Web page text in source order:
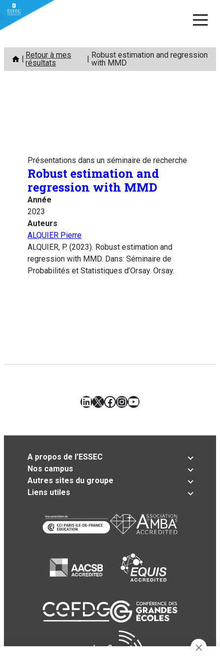
Aller
contenu
Retour à mes
résultats
Robust estimation and regression
with MMD
Présentations dans un séminaire de recherche
Robust estimation and
regression with MMD
Année
2023
Auteurs
ALQUIER Pierre
ALQUIER, P. (2023). Robust estimation and
regression with MMD. Dans: Séminaire de
Probabilités et Statistiques d’Orsay. Orsay.
LinkedIn
X Facebook
Instagram
YouTube
A propos de l’ESSEC
Nos campus
Autres sites du groupe
Liens utiles